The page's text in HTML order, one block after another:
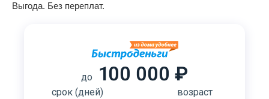
Выгода. Без переплат.
до 100 000 ₽
срок (дней) возраст